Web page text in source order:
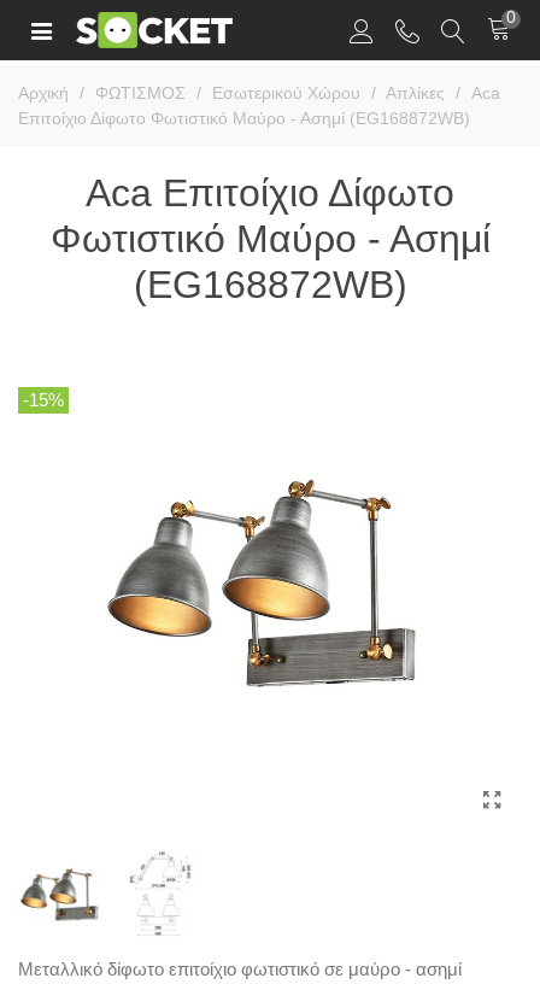
0
Αρχική / ΦΩΤΙΣΜΟΣ / Εσωτερικού Χώρου / Απλίκες / Aca
Επιτοίχιο Δίφωτο Φωτιστικό Μαύρο - Ασημί (EG168872WB)
Aca Επιτοίχιο Δίφωτο
Φωτιστικό Μαύρο - Ασημί
(EG168872WB)
-15%
Μεταλλικό δίφωτο επιτοίχιο φωτιστικό σε μαύρο - ασημί